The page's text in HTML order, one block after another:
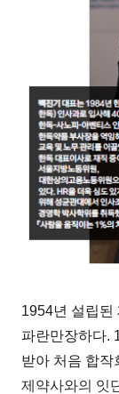
1954년 설립된
파란만장하다.
받아 처음 합작
제약사와의 잇